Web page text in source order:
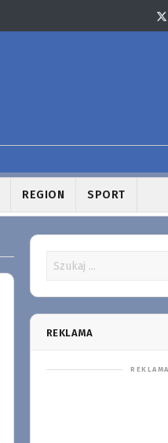
REGION SPORT
REKLAMA